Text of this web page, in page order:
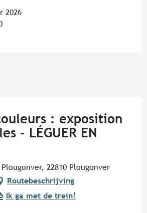
2026
: exposition
- LÉGUER EN
22810 Plougonver
Routebeschrijving
Ik ga met de trein!